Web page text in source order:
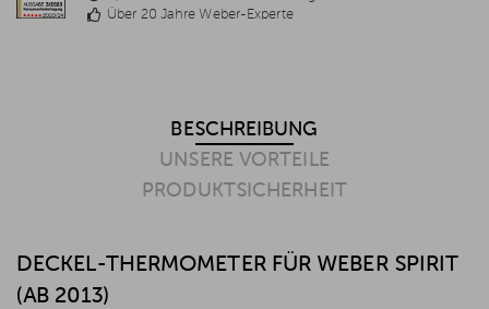
Über 20 Jahre Weber-Experte
BESCHREIBUNG
UNSERE VORTEILE
PRODUKTSICHERHEIT
DECKEL-THERMOMETER FÜR WEBER SPIRIT
(AB 2013)